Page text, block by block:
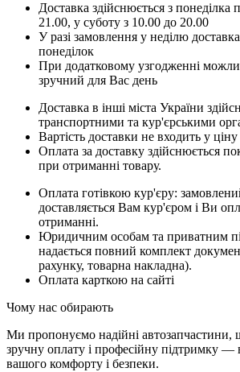
Доставка здійснюється з
21.00, у суботу з 10.00 до 20.00
У разі замовлення у неділю
понеділок
При додатковому узгодженні
зручний для Вас день
Доставка в інші міста України
транспортними та кур'єрськими
Вартість доставки не входить у
Оплата за доставку здійснюється
при отриманні товару.
Оплата готівкою кур'єру:
доставляється Вам кур'єром і Ви
отриманні.
Юридичним особам та приватним
надається повний комплект
рахунку, товарна накладна).
Оплата карткою на сайті
Чому нас обирають
Ми пропонуємо надійні автозапчастини,
зручну оплату і професійну підтримку —
вашого комфорту і безпеки.